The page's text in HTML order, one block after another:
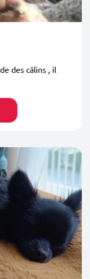
des câlins , il